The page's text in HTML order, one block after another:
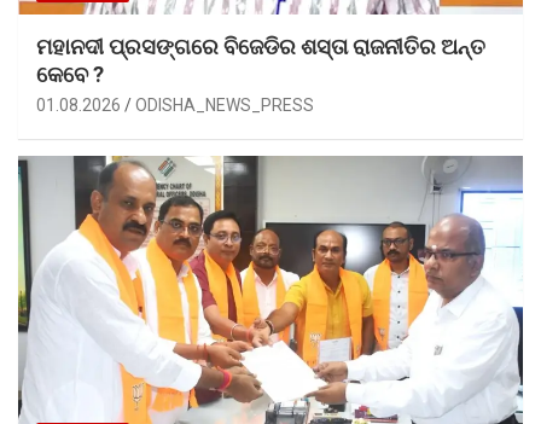
ମହାନଦୀ ପ୍ରସଙ୍ଗରେ ବିଜେଡିର ଶସ୍ତା ରାଜନୀତିର ଅନ୍ତ
କେବେ ?
01.08.2026 ODISHA_NEWS_PRESS